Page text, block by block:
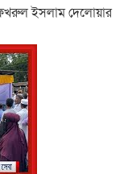
ফখরুল ইসলাম দেলোয়ার